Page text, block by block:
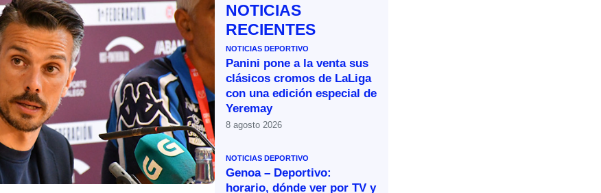
NOTICIAS
RECIENTES
NOTICIAS DEPORTIVO
Panini pone a la venta sus
clásicos cromos de LaLiga
con una edición especial de
Yeremay
8 agosto 2026
NOTICIAS DEPORTIVO
Genoa – Deportivo:
horario, dónde ver por TV y